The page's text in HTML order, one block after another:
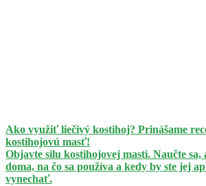
Ako využiť liečivý kostihoj? Prinášame
kostihojovú masť!
Objavte silu kostihojovej masti. Naučte
doma, na čo sa používa a kedy by ste jej
vynechať.